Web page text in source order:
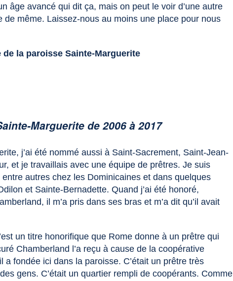
âge avancé qui dit ça, mais on peut le voir d’une autre
même. Laissez-nous au moins une place pour nous
de la paroisse Sainte-Marguerite
Marguerite de 2006 à 2017
j’ai été nommé aussi à Saint-Sacrement, Saint-Jean-
et je travaillais avec une équipe de prêtres. Je suis
autres chez les Dominicaines et dans quelques
et Sainte-Bernadette. Quand j’ai été honoré,
il m’a pris dans ses bras et m’a dit qu’il avait
un titre honorifique que Rome donne à un prêtre qui
Chamberland l’a reçu à cause de la coopérative
a fondée ici dans la paroisse. C’était un prêtre très
gens. C’était un quartier rempli de coopérants. Comme